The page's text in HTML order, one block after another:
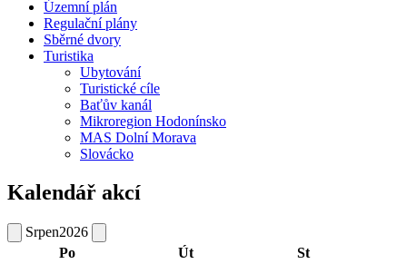
Územní plán
Regulační plány
Sběrné dvory
Turistika
Ubytování
Turistické cíle
Baťův kanál
Mikroregion Hodonínsko
MAS Dolní Morava
Slovácko
Kalendář akcí
Srpen2026
Po
Út
St